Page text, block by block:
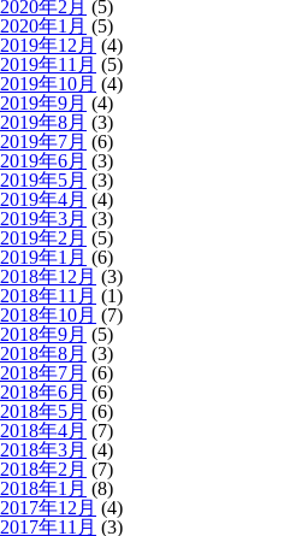
2020年2月 (5)
2020年1月 (5)
2019年12月 (4)
2019年11月 (5)
2019年10月 (4)
2019年9月 (4)
2019年8月 (3)
2019年7月 (6)
2019年6月 (3)
2019年5月 (3)
2019年4月 (4)
2019年3月 (3)
2019年2月 (5)
2019年1月 (6)
2018年12月 (3)
2018年11月 (1)
2018年10月 (7)
2018年9月 (5)
2018年8月 (3)
2018年7月 (6)
2018年6月 (6)
2018年5月 (6)
2018年4月 (7)
2018年3月 (4)
2018年2月 (7)
2018年1月 (8)
2017年12月 (4)
2017年11月 (3)